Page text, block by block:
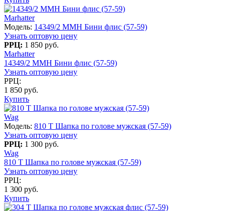
Marhatter
Модель: 14349/2 MMH Бини флис (57-59)
Узнать оптовую цену
РРЦ: 1 850 руб.
Marhatter
14349/2 MMH Бини флис (57-59)
Узнать оптовую цену
РРЦ:
1 850 руб.
Купить
Wag
Модель: 810 T Шапка по голове мужская (57-59)
Узнать оптовую цену
РРЦ: 1 300 руб.
Wag
810 T Шапка по голове мужская (57-59)
Узнать оптовую цену
РРЦ:
1 300 руб.
Купить